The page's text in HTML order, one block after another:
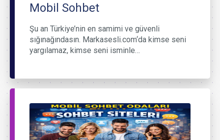
Mobil Sohbet
Şu an Türkiye’nin en samimi ve güvenli
sığınağındasın. Markasesli.com‘da kimse seni
yargılamaz, kimse seni isminle…